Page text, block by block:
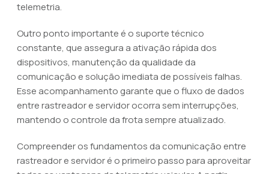
telemetria.
Outro ponto importante é o suporte técnico
constante, que assegura a ativação rápida dos
dispositivos, manutenção da qualidade da
comunicação e solução imediata de possíveis falhas.
Esse acompanhamento garante que o fluxo de dados
entre rastreador e servidor ocorra sem interrupções,
mantendo o controle da frota sempre atualizado.
Compreender os fundamentos da comunicação entre
rastreador e servidor é o primeiro passo para aproveitar